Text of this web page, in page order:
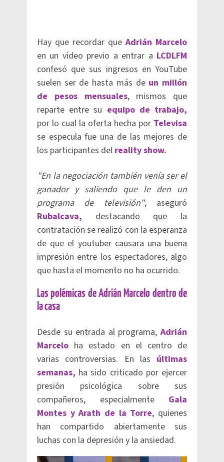
Hay que recordar que Adrián Marcelo
en un vídeo previo a entrar a LCDLFM
confesó que sus ingresos en YouTube
suelen ser de hasta más de un millón
de pesos mensuales, mismos que
reparte entre su equipo de trabajo,
por lo cual la oferta hecha por Televisa
se especula fue una de las mejores de
los participantes del reality show.
"En la negociación también venía ser el
ganador y saliendo que le den un
programa de televisión", aseguró
Rubalcava, destacando que la
contratación se realizó con la esperanza
de que el youtuber causara una buena
impresión entre los espectadores, algo
que hasta el momento no ha ocurrido.
Las polémicas de Adrián Marcelo dentro de
la casa
Desde su entrada al programa,Adrián
Marcelo ha estado en el centro de
varias controversias. En las últimas
semanas, ha sido criticado por ejercer
presión psicológica sobre sus
compañeros, especialmente Gala
Montes y Arath de la Torre, quienes
han compartido abiertamente sus
luchas con la depresión y la ansiedad.